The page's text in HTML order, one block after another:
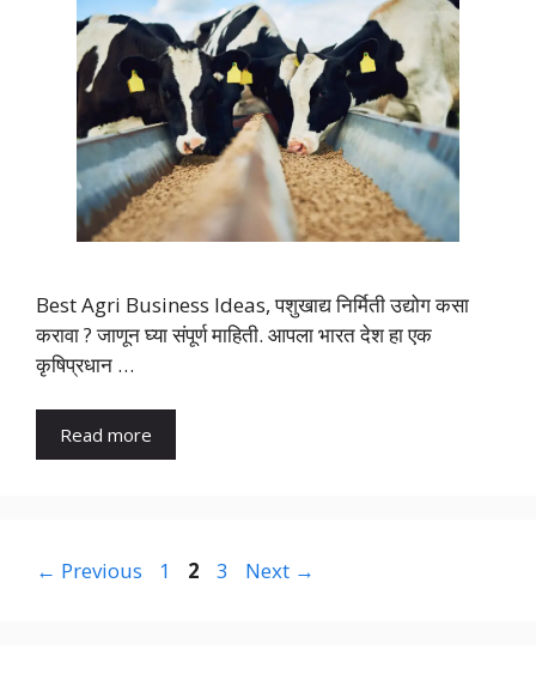
Best Agri Business Ideas, पशुखाद्य निर्मिती उद्योग कसा
करावा ? जाणून घ्या संपूर्ण माहिती. आपला भारत देश हा एक
कृषिप्रधान …
Read more
← Previous Page
1 Page
2 Page
3 Next →